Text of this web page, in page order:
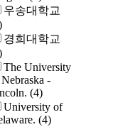
우송대학교
경희대학교
The University
-
(4)
University of
(4)